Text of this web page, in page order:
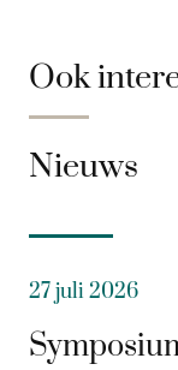
Ook
Nieuws
27 juli 2026